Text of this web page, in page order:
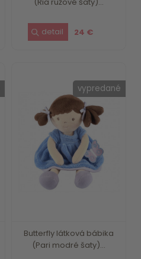
24 €
Butterfly látková bábika
(Pari modré šaty)...
vypredané